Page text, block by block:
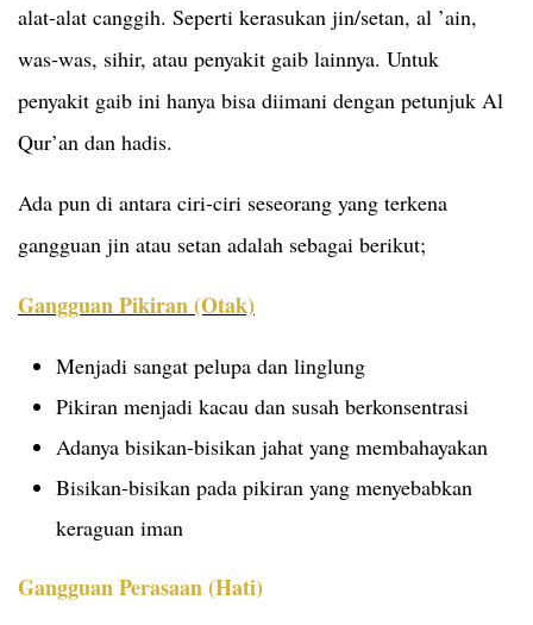
alat-alat canggih. Seperti kerasukan jin/setan, al ’ain,
was-was, sihir, atau penyakit gaib lainnya. Untuk
penyakit gaib ini hanya bisa diimani dengan petunjuk Al
Qur’an dan hadis.
Ada pun di antara ciri-ciri seseorang yang terkena
gangguan jin atau setan adalah sebagai berikut;
Gangguan Pikiran (Otak)
Menjadi sangat pelupa dan linglung
Pikiran menjadi kacau dan susah berkonsentrasi
Adanya bisikan-bisikan jahat yang membahayakan
Bisikan-bisikan pada pikiran yang menyebabkan
keraguan iman
Gangguan Perasaan (Hati)